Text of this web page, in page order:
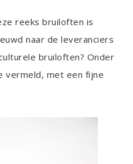
reeks bruiloften is
naar de leveranciers
bruiloften? Onder
vermeld, met een fijne